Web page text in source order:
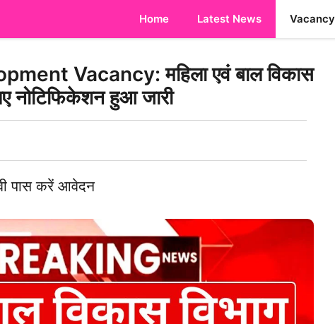
Home Latest News Vacancy
Vacancy: महिला एवं बाल विकास
नोटिफिकेशन हुआ जारी
पास करें आवेदन